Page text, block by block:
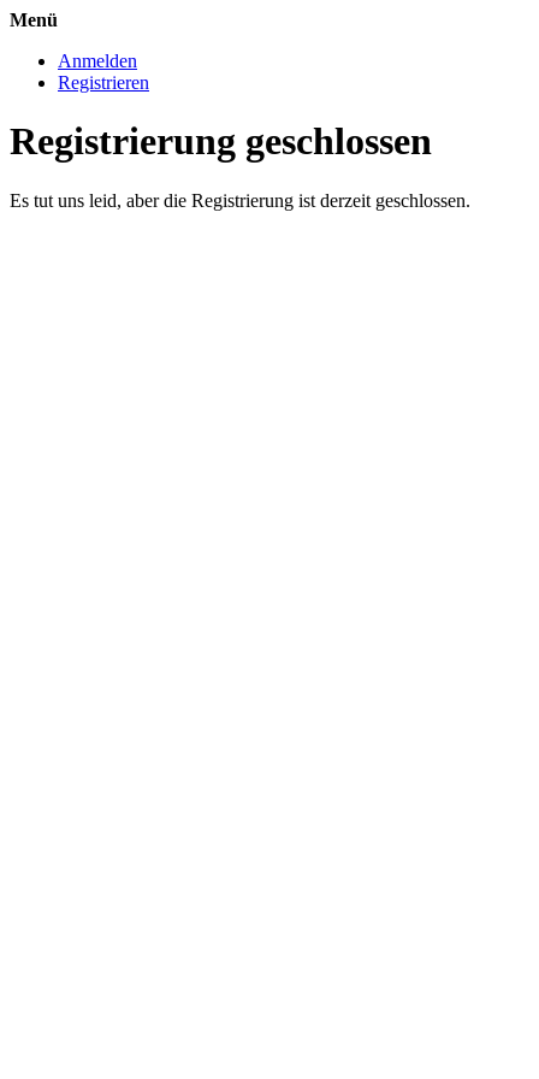
Menü
Anmelden
Registrieren
Registrierung geschlossen
Es tut uns leid, aber die Registrierung ist derzeit geschlossen.